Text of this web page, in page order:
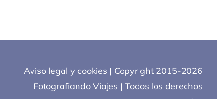
Aviso legal y cookies | Copyright 2015-2026
Fotografiando Viajes | Todos los derechos